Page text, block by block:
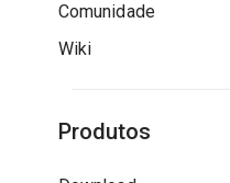
Comunidade
Wiki
Produtos